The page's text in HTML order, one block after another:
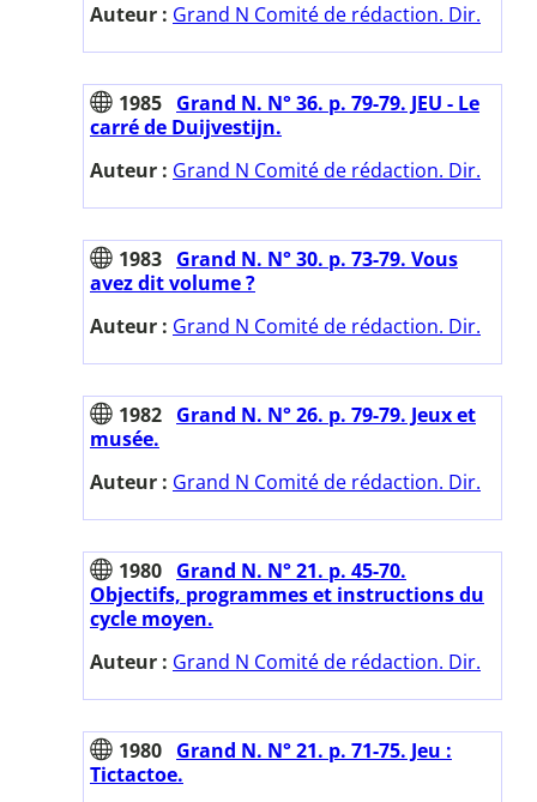
Auteur : Grand N Comité de rédaction. Dir.
1985 Grand N. N° 36. p. 79-79. JEU - Le
carré de Duijvestijn.
Auteur : Grand N Comité de rédaction. Dir.
1983 Grand N. N° 30. p. 73-79. Vous
avez dit volume ?
Auteur : Grand N Comité de rédaction. Dir.
1982 Grand N. N° 26. p. 79-79. Jeux et
musée.
Auteur : Grand N Comité de rédaction. Dir.
1980 Grand N. N° 21. p. 45-70.
Objectifs, programmes et instructions du
cycle moyen.
Auteur : Grand N Comité de rédaction. Dir.
1980 Grand N. N° 21. p. 71-75. Jeu :
Tictactoe.